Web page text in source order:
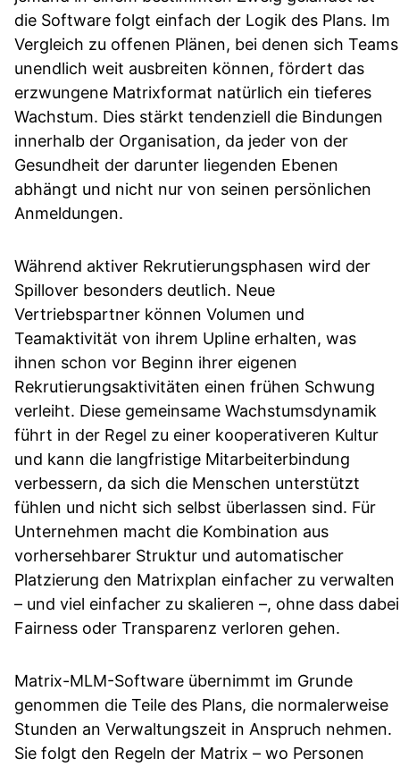
die Software folgt einfach der Logik des Plans. Im
Vergleich zu offenen Plänen, bei denen sich Teams
unendlich weit ausbreiten können, fördert das
erzwungene Matrixformat natürlich ein tieferes
Wachstum. Dies stärkt tendenziell die Bindungen
innerhalb der Organisation, da jeder von der
Gesundheit der darunter liegenden Ebenen
abhängt und nicht nur von seinen persönlichen
Anmeldungen.
Während aktiver Rekrutierungsphasen wird der
Spillover besonders deutlich. Neue
Vertriebspartner können Volumen und
Teamaktivität von ihrem Upline erhalten, was
ihnen schon vor Beginn ihrer eigenen
Rekrutierungsaktivitäten einen frühen Schwung
verleiht. Diese gemeinsame Wachstumsdynamik
führt in der Regel zu einer kooperativeren Kultur
und kann die langfristige Mitarbeiterbindung
verbessern, da sich die Menschen unterstützt
fühlen und nicht sich selbst überlassen sind. Für
Unternehmen macht die Kombination aus
vorhersehbarer Struktur und automatischer
Platzierung den Matrixplan einfacher zu verwalten
– und viel einfacher zu skalieren –, ohne dass dabei
Fairness oder Transparenz verloren gehen.
Matrix-MLM-Software übernimmt im Grunde
genommen die Teile des Plans, die normalerweise
Stunden an Verwaltungszeit in Anspruch nehmen.
Sie folgt den Regeln der Matrix – wo Personen